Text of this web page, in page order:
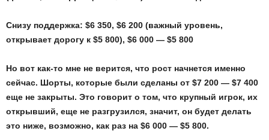
Снизу поддержка: $6 350, $6 200 (важный уровень,
открывает дорогу к $5 800), $6 000 — $5 800
Но вот как-то мне не верится, что рост начнется именно
сейчас. Шорты, которые были сделаны от $7 200 — $7 400
еще не закрыты. Это говорит о том, что крупный игрок, их
открывший, еще не разгрузился, значит, он будет делать
это ниже, возможно, как раз на $6 000 — $5 800.